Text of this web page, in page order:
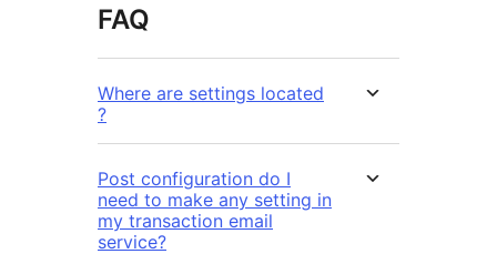
FAQ
Where are settings located
?
Post configuration do I
need to make any setting in
my transaction email
service?